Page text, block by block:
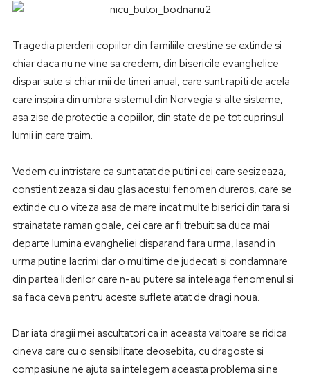
Tragedia pierderii copiilor din familiile crestine se extinde si
chiar daca nu ne vine sa credem, din bisericile evanghelice
dispar sute si chiar mii de tineri anual, care sunt rapiti de acela
care inspira din umbra sistemul din Norvegia si alte sisteme,
asa zise de protectie a copiilor, din state de pe tot cuprinsul
lumii in care traim.
Vedem cu intristare ca sunt atat de putini cei care sesizeaza,
constientizeaza si dau glas acestui fenomen dureros, care se
extinde cu o viteza asa de mare incat multe biserici din tara si
strainatate raman goale, cei care ar fi trebuit sa duca mai
departe lumina evangheliei disparand fara urma, lasand in
urma putine lacrimi dar o multime de judecati si condamnare
din partea liderilor care n-au putere sa inteleaga fenomenul si
sa faca ceva pentru aceste suflete atat de dragi noua.
Dar iata dragii mei ascultatori ca in aceasta valtoare se ridica
cineva care cu o sensibilitate deosebita, cu dragoste si
compasiune ne ajuta sa intelegem aceasta problema si ne